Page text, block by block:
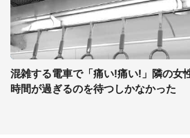
混雑する電車で「痛い!痛い!」隣の女
時間が過ぎるのを待つしかなかった